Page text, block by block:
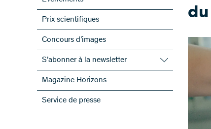
Prix scientifiques
Concours d’images
S’abonner à la newsletter
S’abonner à la newsletter du FNS
S’abonner aux newsletter des PRN
ScienceGeist
Magazine Horizons
Service de presse